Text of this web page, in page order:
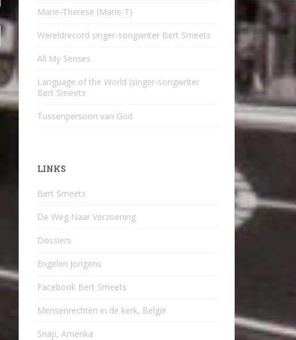
Marie-Therese (Marie-T)
Wereldrecord singer-songwriter Bert Smeets
All My Senses
Language of the World (singer-songwriter
Bert Smeets
Tussenpersoon van God
LINKS
Bert Smeets
De Weg Naar Verzoening
Dossiers
Engelen Jongens
Facebook Bert Smeets
Mensenrechten in de kerk, België
Snap, Amerika